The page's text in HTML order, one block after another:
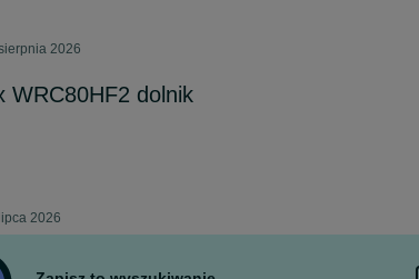
2026
WRC80HF2 dolnik
2026